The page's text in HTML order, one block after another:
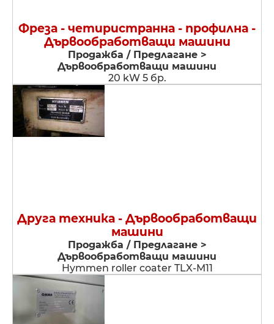
Фреза - четиристранна - профилна -
Дървообработващи машини
Продажба / Предлагане >
Дървообработващи машини
20 kW 5 бр.
Друга техника - Дървообработващи
машини
Продажба / Предлагане >
Дървообработващи машини
Hymmen roller coater TLX-M11